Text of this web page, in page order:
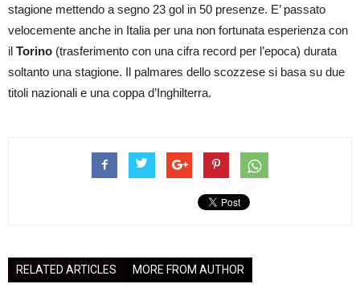
stagione mettendo a segno 23 gol in 50 presenze. E’ passato
velocemente anche in Italia per una non fortunata esperienza con
il Torino (trasferimento con una cifra record per l’epoca) durata
soltanto una stagione. Il palmares dello scozzese si basa su due
titoli nazionali e una coppa d’Inghilterra.
RELATED ARTICLES MORE FROM AUTHOR